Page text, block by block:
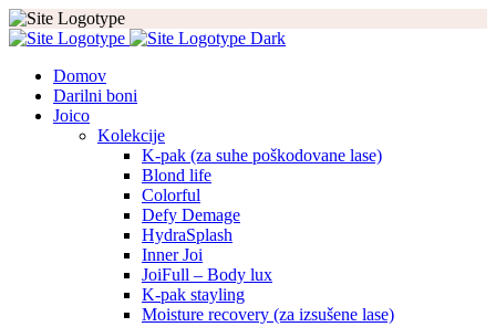
Domov
Darilni boni
Joico
Kolekcije
K-pak (za suhe poškodovane lase)
Blond life
Colorful
Defy Demage
HydraSplash
Inner Joi
JoiFull – Body lux
K-pak stayling
Moisture recovery (za izsušene lase)